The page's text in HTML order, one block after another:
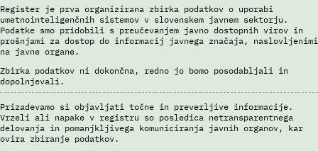
na utemeljene razloge v posamičnem primeru posreduje podatke
potnikov, prijavljenih na let, oziroma podatke potnikov iz sistema
rezervacij letalskih vozovnic oziroma rezultate njihove obdelave
drugim enotam policije.
pri avtomatizirani obdelavi podatkov ter varnostna tveganja
posamično pregledajo še z neavtomatiziranimi sredstvi.
Sistem uporablja sledeče vire podatkov: Evidenca potnikov,
prijavljenih na let, Evidenca potnikov iz sistema rezervacij letalskih
vozovnic, Evidence policije, Schengenskega informacijskega sistema,
Interpola.
Register je prva organizirana zbirka podatkov o uporabi
umetnointeligenčnih sistemov v slovenskem javnem sektorju.
Podatke smo pridobili s preučevanjem javno dostopnih virov in
prošnjami za dostop do informacij javnega značaja, naslovljenimi
na javne organe.
Zbirka podatkov ni dokončna, redno jo bomo posodabljali in
dopolnjevali.
Prizadevamo si objavljati točne in preverljive informacije.
Vrzeli ali napake v registru so posledica netransparentnega
delovanja in pomanjkljivega komuniciranja javnih organov, kar
ovira zbiranje podatkov.